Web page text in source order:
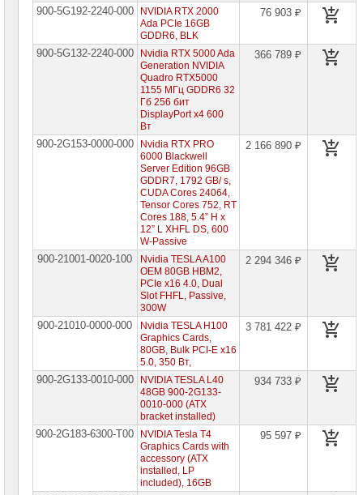
СХД
хранения
данных
малого
размера
Процессоры
памяти
Видеокарты
900-5G192-2240-000
NVIDIA RTX 2000
Ada PCIe 16GB
GDDR6, BLK
76 903 ₽
900-5G132-2240-000
Nvidia RTX 5000 Ada
Generation NVIDIA
Quadro RTX5000
1155 МГц GDDR6 32
Гб 256 бит
DisplayPort x4 600
Вт
366 789 ₽
900-2G153-0000-000
Nvidia RTX PRO
6000 Blackwell
Server Edition 96GB
GDDR7, 1792 GB/ s,
CUDA Cores 24064,
Tensor Cores 752, RT
Cores 188, 5.4” H x
12” L XHFL DS, 600
W-Passive
2 166 890 ₽
900-21001-0020-100
Nvidia TESLA A100
OEM 80GB HBM2,
PCIe x16 4.0, Dual
Slot FHFL, Passive,
300W
2 294 346 ₽
900-21010-0000-000
Nvidia TESLA H100
Graphics Cards,
80GB, Bulk PCI-E x16
5.0, 350 Вт,
3 781 422 ₽
900-2G133-0010-000
NVIDIA TESLA L40
48GB 900-2G133-
0010-000 (ATX
bracket installed)
934 733 ₽
900-2G183-6300-T00
NVIDIA Tesla T4
Graphics Cards with
accessory (ATX
installed, LP
included), 16GB
95 597 ₽